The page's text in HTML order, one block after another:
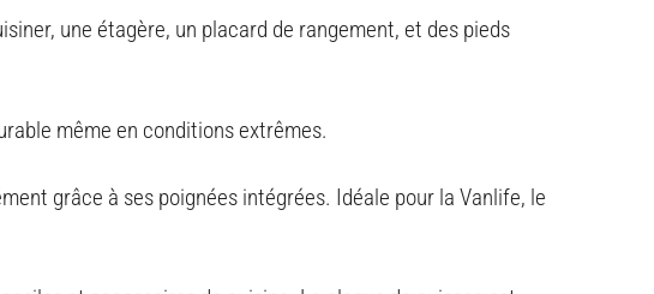
une étagère, un placard de rangement, et des pieds
même en conditions extrêmes.
grâce à ses poignées intégrées. Idéale pour la Vanlife, le